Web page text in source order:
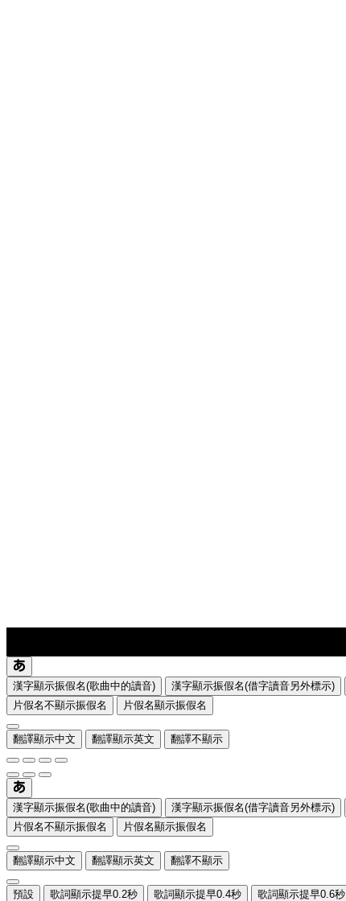
漢字顯示振假名(歌曲中的讀音) 漢字顯示振假名(借字讀音另外標示)
片假名不顯示振假名
片假名顯示振假名
翻譯顯示中文 翻譯顯示英文 翻譯不顯示
漢字顯示振假名(歌曲中的讀音) 漢字顯示振假名(借字讀音另外標示)
片假名不顯示振假名
片假名顯示振假名
翻譯顯示中文 翻譯顯示英文 翻譯不顯示
預設 歌詞顯示提早0.2秒 歌詞顯示提早0.4秒 歌詞顯示提早0.6秒